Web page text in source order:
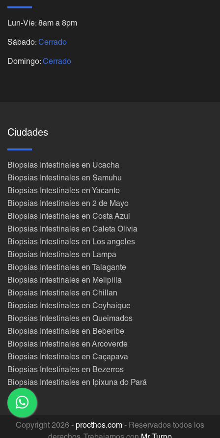
Lun-Vie: 8am a 8pm
Sábado: Cerrado
Domingo: Cerrado
Ciudades
Biopsias Intestinales en Ucacha
Biopsias Intestinales en Samuhu
Biopsias Intestinales en Yacanto
Biopsias Intestinales en 2 de Mayo
Biopsias Intestinales en Costa Azul
Biopsias Intestinales en Caleta Olivia
Biopsias Intestinales en Los angeles
Biopsias Intestinales en Lampa
Biopsias Intestinales en Talagante
Biopsias Intestinales en Melipilla
Biopsias Intestinales en Chillan
Biopsias Intestinales en Coyhaique
Biopsias Intestinales en Queimados
Biopsias Intestinales en Beberibe
Biopsias Intestinales en Arcoverde
Biopsias Intestinales en Caçapava
Biopsias Intestinales en Bezerros
Biopsias Intestinales en Ipixuna do Pará
Copyright 2026 - procthos.com - Reservados todos los